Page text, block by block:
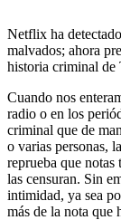
Netflix ha
malvados; ahora
historia criminal de
Cuando nos
radio o en los
criminal que de
o varias personas,
reprueba que
las censuran. Sin
intimidad, ya sea
más de la nota que